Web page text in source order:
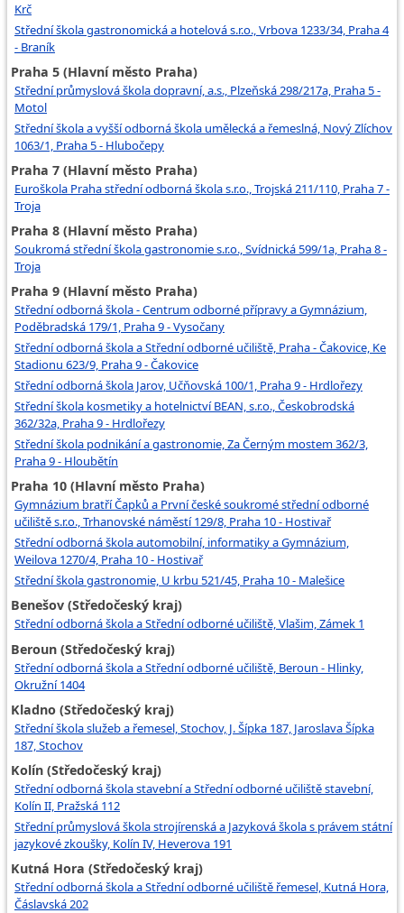
Krč
Střední škola gastronomická a hotelová s.r.o., Vrbova 1233/34, Praha 4
- Braník
Praha 5 (Hlavní město Praha)
Střední průmyslová škola dopravní, a.s., Plzeňská 298/217a, Praha 5 -
Motol
Střední škola a vyšší odborná škola umělecká a řemeslná, Nový Zlíchov
1063/1, Praha 5 - Hlubočepy
Praha 7 (Hlavní město Praha)
Euroškola Praha střední odborná škola s.r.o., Trojská 211/110, Praha 7 -
Troja
Praha 8 (Hlavní město Praha)
Soukromá střední škola gastronomie s.r.o., Svídnická 599/1a, Praha 8 -
Troja
Praha 9 (Hlavní město Praha)
Střední odborná škola - Centrum odborné přípravy a Gymnázium,
Poděbradská 179/1, Praha 9 - Vysočany
Střední odborná škola a Střední odborné učiliště, Praha - Čakovice, Ke
Stadionu 623/9, Praha 9 - Čakovice
Střední odborná škola Jarov, Učňovská 100/1, Praha 9 - Hrdlořezy
Střední škola kosmetiky a hotelnictví BEAN, s.r.o., Českobrodská
362/32a, Praha 9 - Hrdlořezy
Střední škola podnikání a gastronomie, Za Černým mostem 362/3,
Praha 9 - Hloubětín
Praha 10 (Hlavní město Praha)
Gymnázium bratří Čapků a První české soukromé střední odborné
učiliště s.r.o., Trhanovské náměstí 129/8, Praha 10 - Hostivař
Střední odborná škola automobilní, informatiky a Gymnázium,
Weilova 1270/4, Praha 10 - Hostivař
Střední škola gastronomie, U krbu 521/45, Praha 10 - Malešice
Benešov (Středočeský kraj)
Střední odborná škola a Střední odborné učiliště, Vlašim, Zámek 1
Beroun (Středočeský kraj)
Střední odborná škola a Střední odborné učiliště, Beroun - Hlinky,
Okružní 1404
Kladno (Středočeský kraj)
Střední škola služeb a řemesel, Stochov, J. Šípka 187, Jaroslava Šípka
187, Stochov
Kolín (Středočeský kraj)
Střední odborná škola stavební a Střední odborné učiliště stavební,
Kolín II, Pražská 112
Střední průmyslová škola strojírenská a Jazyková škola s právem státní
jazykové zkoušky, Kolín IV, Heverova 191
Kutná Hora (Středočeský kraj)
Střední odborná škola a Střední odborné učiliště řemesel, Kutná Hora,
Čáslavská 202